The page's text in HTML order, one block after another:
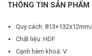
THÔNG TIN SẢN PHẨM
Quy cách:
Chất liệu: HDF
Cạnh hèm khoá: V